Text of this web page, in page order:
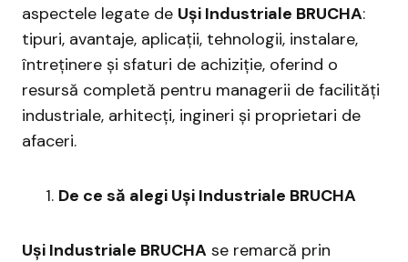
aspectele legate de Uși Industriale BRUCHA:
tipuri, avantaje, aplicații, tehnologii, instalare,
întreținere și sfaturi de achiziție, oferind o
resursă completă pentru managerii de facilități
industriale, arhitecți, ingineri și proprietari de
afaceri.
De ce să alegi Uși Industriale BRUCHA
Uși Industriale BRUCHA se remarcă prin